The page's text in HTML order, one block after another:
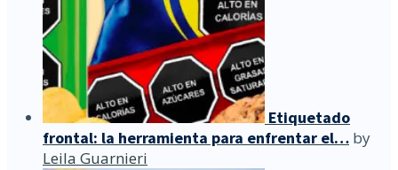
Etiquetado
frontal: la herramienta para enfrentar el… by
Leila Guarnieri